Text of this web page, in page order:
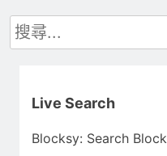
搜
尋
Live Search
Blocksy: Search Block